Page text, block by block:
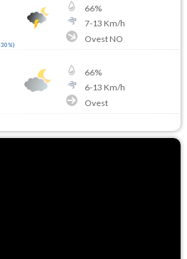
30 %)
66%
7-13 Km/h
Ovest NO
66%
6-13 Km/h
Ovest